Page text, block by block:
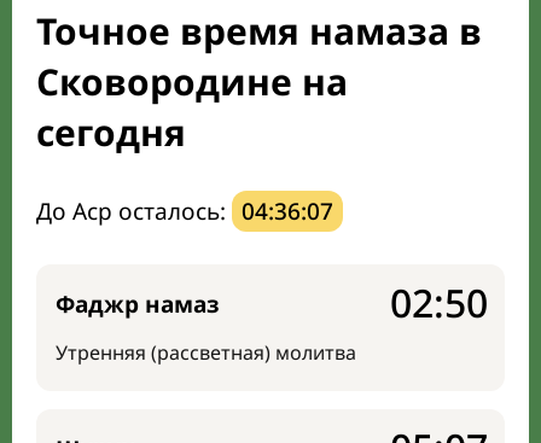
Направление киблы
Точное время намаза в
Сковородине на
сегодня
До Аср осталось: 04:36:06
Фаджр намаз
Утренняя (рассветная) молитва
02:50